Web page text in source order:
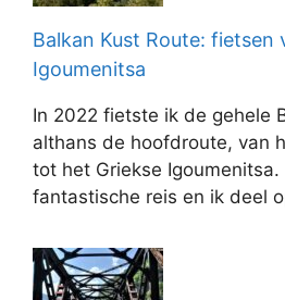
Balkan Kust Route: fietsen
Igoumenitsa
In 2022 fietste ik de gehele
althans de hoofdroute, van
tot het Griekse
fantastische reis en ik deel